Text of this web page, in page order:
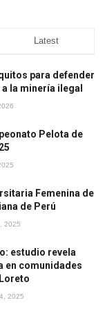
Latest
para defender
la minería ilegal
Pelota de
Femenina de
de Perú
2025
estudio revela
en comunidades
2025